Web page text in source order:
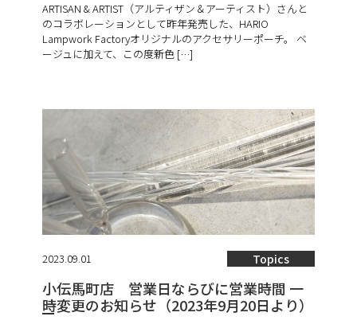
ARTISAN & ARTIST（アルティザン＆アーティスト）さんと
のコラボレーションとして昨年発売した、HARIO
Lampwork Factoryオリジナルのアクセサリーポーチ。 ベ
ージュに加えて、この度新色 […]
Topics
2023.09.01
小伝馬町店 営業日ならびに営業時間 一
時変更のお知らせ（2023年9月20日より）